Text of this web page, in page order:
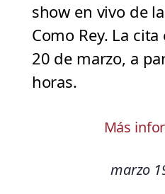
show en vivo de
Como Rey. La
20 de marzo, a
horas.
Más
marzo